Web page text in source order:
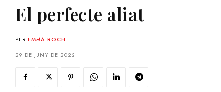
El perfecte aliat
PER EMMA ROCH
29 DE JUNY DE 2022